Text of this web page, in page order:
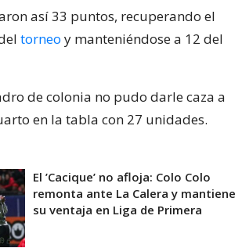
así 33 puntos, recuperando el
torneo y manteniéndose a 12 del
de colonia no pudo darle caza a
en la tabla con 27 unidades.
El ’Cacique’ no afloja: Colo Colo
remonta ante La Calera y mantiene
su ventaja en Liga de Primera